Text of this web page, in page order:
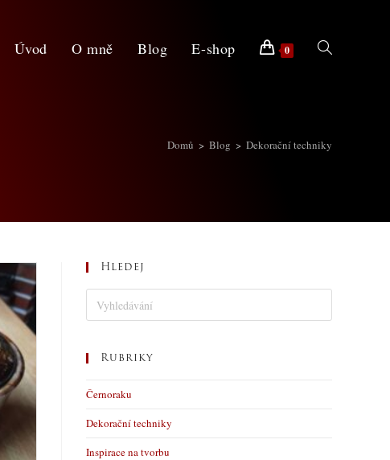
Úvod O mně Blog E-shop 0
Domů > Blog > Dekorační techniky
Hledej
Rubriky
Černoraku
Dekorační techniky
Inspirace na tvorbu